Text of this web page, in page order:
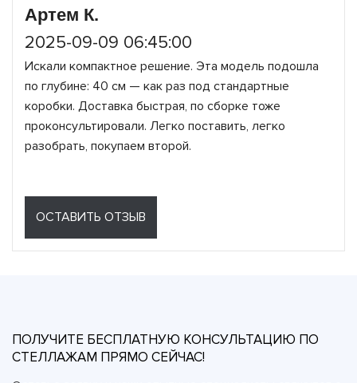
Артем К.
2025-09-09 06:45:00
Искали компактное решение. Эта модель подошла
по глубине: 40 см — как раз под стандартные
коробки. Доставка быстрая, по сборке тоже
проконсультировали. Легко поставить, легко
разобрать, покупаем второй.
ОСТАВИТЬ ОТЗЫВ
ПОЛУЧИТЕ БЕСПЛАТНУЮ КОНСУЛЬТАЦИЮ ПО
СТЕЛЛАЖАМ ПРЯМО СЕЙЧАС!